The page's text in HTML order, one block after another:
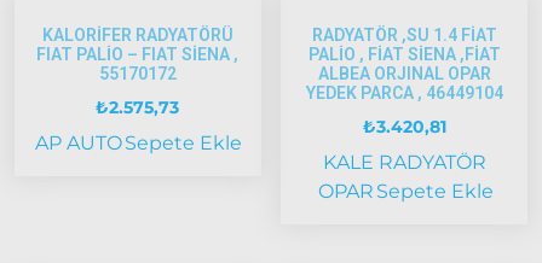
Tipo
Uno
KALORİFER RADYATÖRÜ
FIAT PALİO – FIAT SİENA ,
55170172
₺2.575,73
AP AUTOSepete Ekle
RADYATÖR ,SU 1.4 FİAT
PALİO , FİAT SİENA ,FİAT
ALBEA ORJINAL OPAR
YEDEK PARCA , 46449104
₺3.420,81
KALE RADYATÖR
OPAR Sepete Ekle